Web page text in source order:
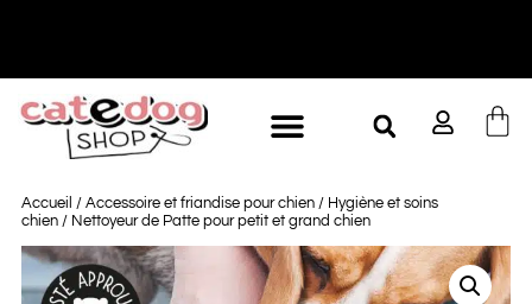
-10% à partir de 60€ d'achat
Accueil / Accessoire et friandise pour chien/ Hygiène et soins
chien/ Nettoyeur de Patte pour petit et grand chien